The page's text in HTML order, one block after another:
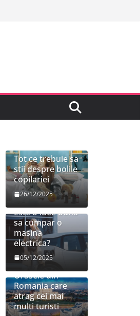
Tot ce trebuie sa
stii despre bolile
copilariei
26/12/2025
Este o idee buna
sa cumpar o
masina
electrica?
05/12/2025
Orasele din
Romania care
atrag cei mai
multi turisti